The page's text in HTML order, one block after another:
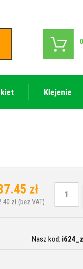
0
Klejenie
zł
zł (bez VAT)
Nasz kod: